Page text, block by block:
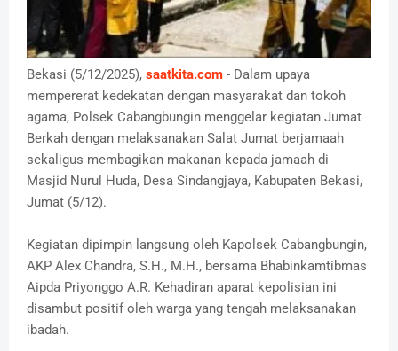
Bekasi (5/12/2025), saatkita.com - Dalam upaya
mempererat kedekatan dengan masyarakat dan tokoh
agama, Polsek Cabangbungin menggelar kegiatan Jumat
Berkah dengan melaksanakan Salat Jumat berjamaah
sekaligus membagikan makanan kepada jamaah di
Masjid Nurul Huda, Desa Sindangjaya, Kabupaten Bekasi,
Jumat (5/12).
Kegiatan dipimpin langsung oleh Kapolsek Cabangbungin,
AKP Alex Chandra, S.H., M.H., bersama Bhabinkamtibmas
Aipda Priyonggo A.R. Kehadiran aparat kepolisian ini
disambut positif oleh warga yang tengah melaksanakan
ibadah.